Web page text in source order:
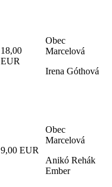
18,00
EUR
Obec
Marcelová
Irena Góthová
9,00 EUR
Obec
Marcelová
Anikó Rehák
Ember